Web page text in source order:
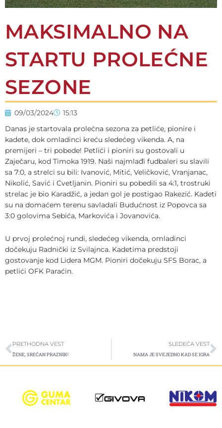
MAKSIMALNO NA
STARTU PROLEĆNE
SEZONE
09/03/2024
15:13
Danas je startovala prolećna sezona za petliće, pionire i
kadete, dok omladinci kreću sledećeg vikenda. A, na
premijeri – tri pobede! Petlići i pioniri su gostovali u
Zaječaru, kod Timoka 1919. Naši najmlađi fudbaleri su slavili
sa 7:0, a strelci su bili: Ivanović, Mitić, Veličković, Vranjanac,
Nikolić, Savić i Cvetljanin. Pioniri su pobedili sa 4:1, trostruki
strelac je bio Karadžić, a jedan gol je postigao Rakezić. Kadeti
su na domaćem terenu savladali Budućnost iz Popovca sa
3:0 golovima Sebića, Markovića i Jovanovića.
U prvoj prolećnoj rundi, sledećeg vikenda, omladinci
dočekuju Radnički iz Svilajnca. Kadetima predstoji
gostovanje kod Lidera MGM. Pioniri dočekuju SFS Borac, a
petlići OFK Paraćin.
Prev
PRETHODNA VEST
ŽENE, SREĆAN PRAZNIK!
SLEDEĆA VEST
NAMA JE SVEJEDNO KAD SE IGRA